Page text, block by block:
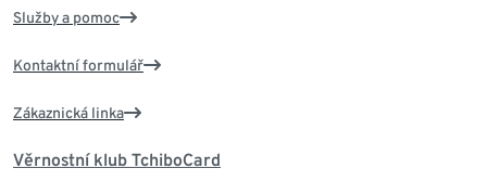
Služby a pomoc
Kontaktní formulář
Zákaznická linka
Věrnostní klub TchiboCard